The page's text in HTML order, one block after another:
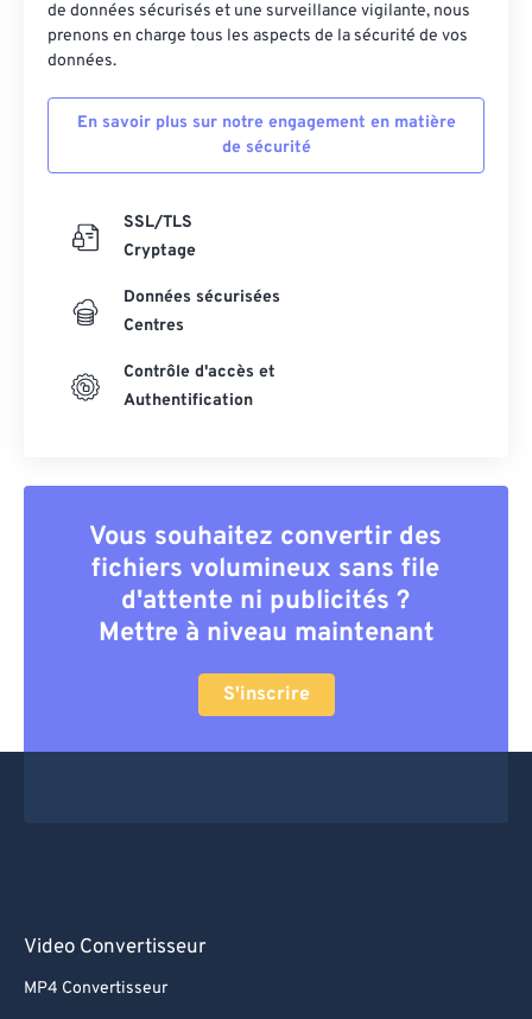
de données sécurisés et une surveillance vigilante, nous
prenons en charge tous les aspects de la sécurité de vos
données.
En savoir plus sur notre engagement en matière
de sécurité
SSL/TLS
Cryptage
Données sécurisées
Centres
Contrôle d'accès et
Authentification
Vous souhaitez convertir des
fichiers volumineux sans file
d'attente ni publicités ?
Mettre à niveau maintenant
S'inscrire
Video Convertisseur
MP4 Convertisseur